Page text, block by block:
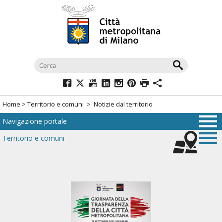
navigazione
menù
di
navigazione
Home > Territorio e comuni > Notizie dal territorio
Navigazione portale
Territorio e comuni